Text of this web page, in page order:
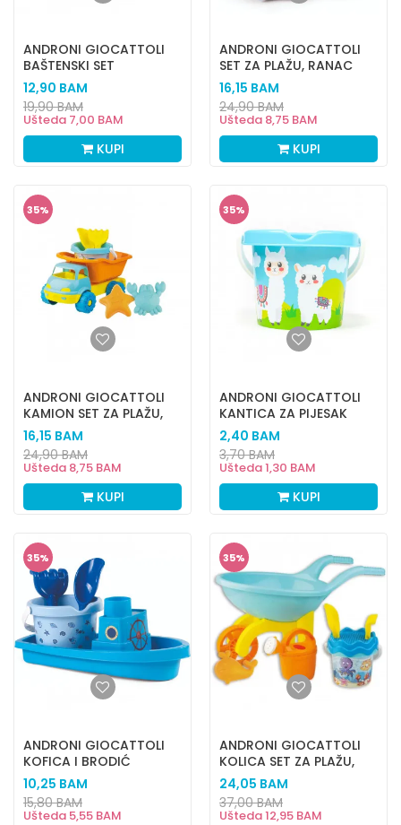
ANDRONI GIOCATTOLI
BAŠTENSKI SET
12,90 BAM
Ušteda 7,00 BAM
19,90BAM
KUPI
ANDRONI GIOCATTOLI
SET ZA PLAŽU, RANAC
HAPPY FISH
16,15 BAM
Ušteda 8,75 BAM
24,90BAM
KUPI
35%
ANDRONI GIOCATTOLI
KAMION SET ZA PLAŽU,
HAPP FISH
16,15 BAM
Ušteda 8,75 BAM
24,90BAM
KUPI
35%
ANDRONI GIOCATTOLI
KANTICA ZA PIJESAK
LAMA
2,40 BAM
Ušteda1,30 BAM
3,70BAM
KUPI
35%
ANDRONI GIOCATTOLI
KOFICA I BRODIĆ
10,25 BAM
Ušteda 5,55 BAM
15,80BAM
35%
ANDRONI GIOCATTOLI
KOLICA SET ZA PLAŽU,
HAPPY FISH
24,05 BAM
Ušteda12,95 BAM
37,00BAM